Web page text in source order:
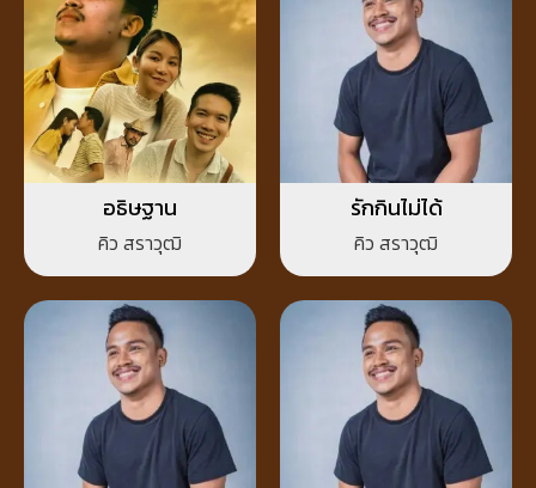
อธิษฐาน
คิว สราวุฒิ
รักกินไม่ได้
คิว สราวุฒิ